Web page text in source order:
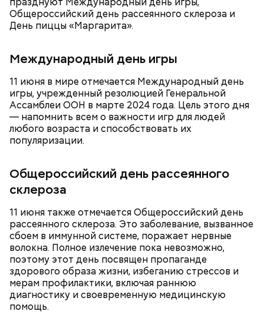
Общероссийский день рассеянного склероза и
День пиццы «Маргарита».
Международный день игры
11 июня в мире отмечается Международный день
игры, учрежденный резолюцией Генеральной
Ассамблеи ООН в марте 2024 года. Цель этого дня
— напомнить всем о важности игр для людей
любого возраста и способствовать их
популяризации.
Общероссийский день рассеянного
склероза
11 июня также отмечается Общероссийский день
рассеянного склероза. Это заболевание, вызванное
сбоем в иммунной системе, поражает нервные
волокна. Полное излечение пока невозможно,
поэтому этот день посвящен пропаганде
здорового образа жизни, избеганию стрессов и
мерам профилактики, включая раннюю
диагностику и своевременную медицинскую
помощь.
День малины со сливками
День малины со сливками отмечается в США в
честь вкусового сочетания этой ягоды со сливками.
сливками, но и другие десерты на основе этих
или сделать самостоятельно вместе со своими
родными и близкими.
брынза;
растительное масло;
помидоры черри либо грунтовые.
— Кабачки нужно натереть длинными слайсами
(это можно сделать на специальной терке),
похожими на спагетти, и уложить в противень.
масла, соль, а сверху бросить хаотично
порезанную брынзу. Затем добавляются помидоры
черри или грунтовые, — рассказал шеф-повар.